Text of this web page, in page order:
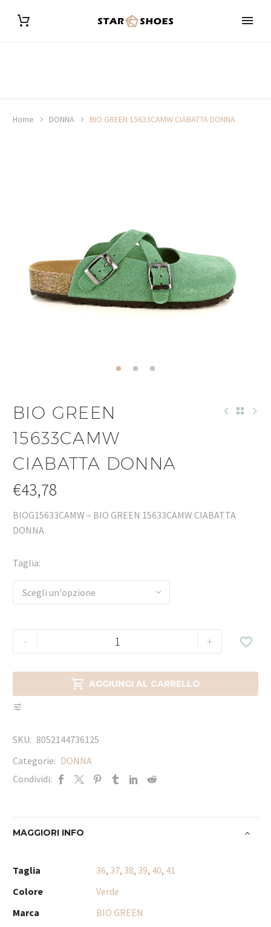
Home DONNA BIO GREEN 15633CAMW CIABATTA DONNA
BIO GREEN
15633CAMW
CIABATTA DONNA
€43,78
BIOG15633CAMW – BIO GREEN 15633CAMW CIABATTA
DONNA
Taglia
Scegli un'opzione
- +
 AGGIUNGI AL CARRELLO

SKU: 8052144736125
Categorie: DONNA
Condividi:
MAGGIORI INFO
Taglia 36, 37, 38, 39, 40, 41
Colore
Verde
Marca
BIO GREEN